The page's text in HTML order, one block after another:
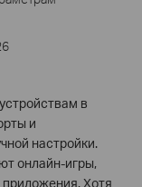
в
и
настройки.
онлайн-игры,
Хотя